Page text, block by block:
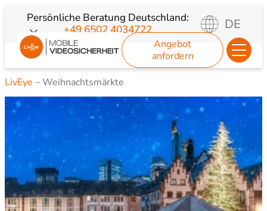
Inhalt
springen
Persönliche Beratung Deutschland:
+49 6502 4034722
DE
Angebot
anfordern
LivEye –Weihnachtsmärkte